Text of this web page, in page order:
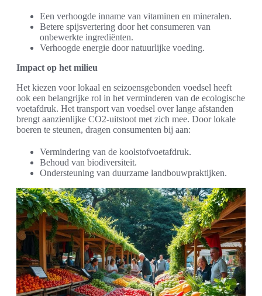
Een verhoogde inname van vitaminen en mineralen.
Betere spijsvertering door het consumeren van
onbewerkte ingrediënten.
Verhoogde energie door natuurlijke voeding.
Impact op het milieu
Het kiezen voor lokaal en seizoensgebonden voedsel heeft
ook een belangrijke rol in het verminderen van de ecologische
voetafdruk. Het transport van voedsel over lange afstanden
brengt aanzienlijke CO2-uitstoot met zich mee. Door lokale
boeren te steunen, dragen consumenten bij aan:
Vermindering van de koolstofvoetafdruk.
Behoud van biodiversiteit.
Ondersteuning van duurzame landbouwpraktijken.